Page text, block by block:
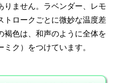
りません。ラベンダー、レモ
トロークごとに微妙な温度差
褐色は、和声のように全体を
ク）をつけています。